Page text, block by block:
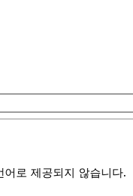
로 제공되지 않습니다.